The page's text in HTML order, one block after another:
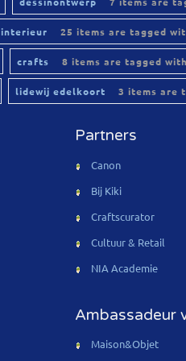
interieur 25 items are tagged
crafts 8 items are tagged with
lidewij edelkoort 3 items are
Partners
Canon
Bij Kiki
Craftscurator
Cultuur & Retail
NIA Academie
Ambassadeur
Maison&Objet